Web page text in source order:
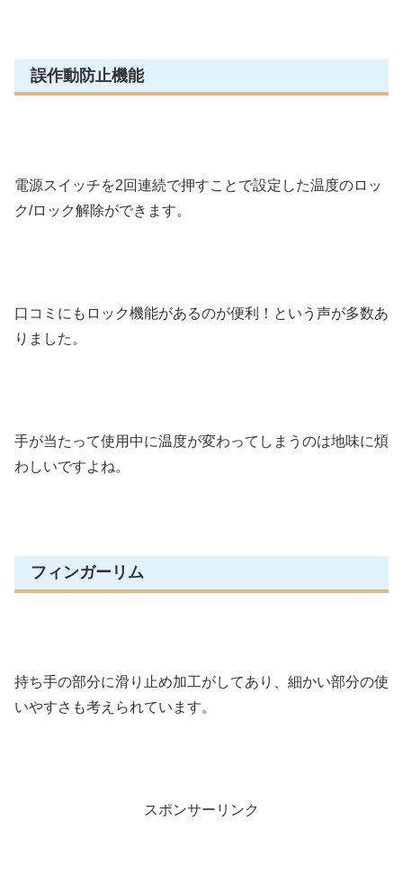
誤作動防止機能
電源スイッチを2回連続で押すことで設定した温度のロッ
ク/ロック解除ができます。
口コミにもロック機能があるのが便利！という声が多数あ
りました。
手が当たって使用中に温度が変わってしまうのは地味に煩
わしいですよね。
フィンガーリム
持ち手の部分に滑り止め加工がしてあり、細かい部分の使
いやすさも考えられています。
スポンサーリンク